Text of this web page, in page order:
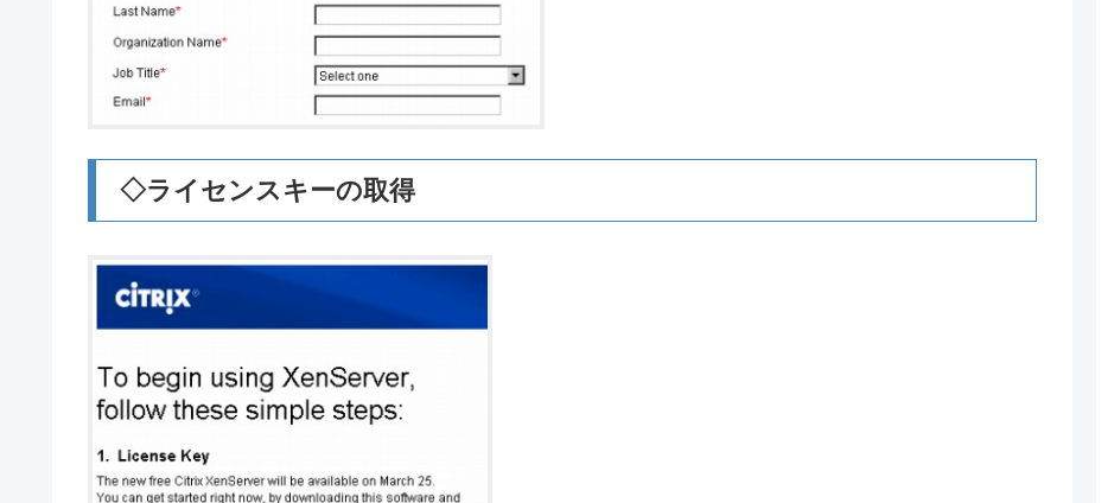
◇ライセンスキーの取得